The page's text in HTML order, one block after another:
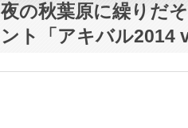
夜の秋葉原に繰りだ
ント「アキバル2014